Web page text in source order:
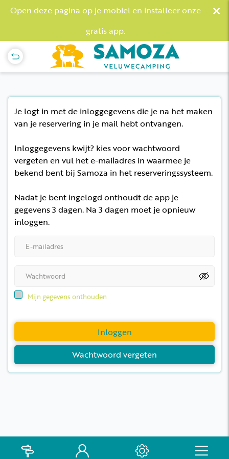
Open deze pagina op je mobiel en installeer onze
gratis app.
×
Je logt in met de inloggegevens die je na het maken
van je reservering in je mail hebt ontvangen.
Inloggegevens kwijt? kies voor wachtwoord
vergeten en vul het e-mailadres in waarmee je
bekend bent bij Samoza in het reserveringssysteem.
Nadat je bent ingelogd onthoudt de app je
gegevens 3 dagen. Na 3 dagen moet je opnieuw
inloggen.
Mijn gegevens onthouden
Wachtwoord vergeten
Inloggen